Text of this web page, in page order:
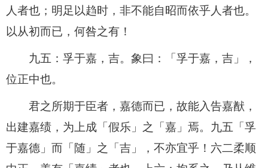
人者也；明足以趋时，非不能自昭而依乎人者也。
以从初而已，何咎之有！
九五：孚于嘉，吉。象曰：「孚于嘉，吉」，
位正中也。
君之所期于臣者，嘉德而已，故能入告嘉猷，
出建嘉绩，为上成「假乐」之「嘉」焉。九五「孚
于嘉德」而「随」之「吉」，不亦宜乎！六二柔顺